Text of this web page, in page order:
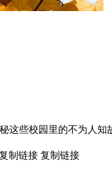
这些校园里的不为人知
制链接 复制链接